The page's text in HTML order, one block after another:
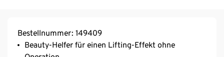
Bestellnummer: 149409
Beauty-Helfer für einen Lifting-Effekt ohne